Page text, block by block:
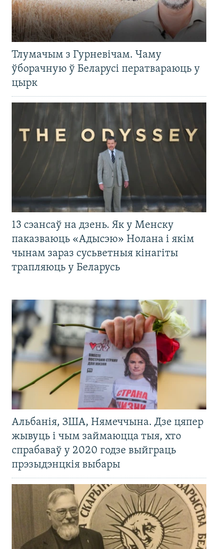
Тлумачым з Гурневічам. Чаму
ўборачную ў Беларусі ператвараюць у
цырк
13 сэансаў на дзень. Як у Менску
паказваюць «Адысэю» Нолана і якім
чынам зараз сусьветныя кінагіты
трапляюць у Беларусь
Альбанія, ЗША, Нямеччына. Дзе цяпер
жывуць і чым займаюцца тыя, хто
спрабаваў у 2020 годзе выйграць
прэзыдэнцкія выбары